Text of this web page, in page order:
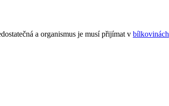
a organismus je musí přijímat v bílkovinách